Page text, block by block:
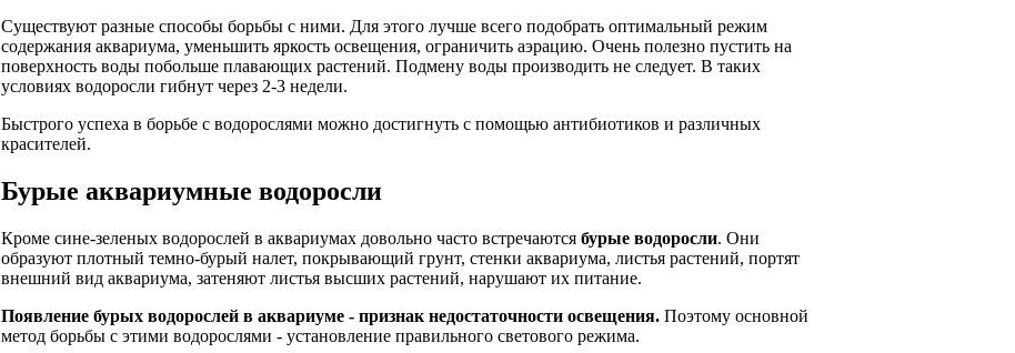
Существуют разные способы борьбы с ними. Для этого лучше всего подобрать оптимальный режим
содержания аквариума, уменьшить яркость освещения, ограничить аэрацию. Очень полезно пустить на
поверхность воды побольше плавающих растений. Подмену воды производить не следует. В таких
условиях водоросли гибнут через 2-3 недели.
Быстрого успеха в борьбе с водорослями можно достигнуть с помощью антибиотиков и различных
красителей.
Бурые аквариумные водоросли
Кроме сине-зеленых водорослей в аквариумах довольно часто встречаются бурые водоросли. Они
образуют плотный темно-бурый налет, покрывающий грунт, стенки аквариума, листья растений, портят
внешний вид аквариума, затеняют листья высших растений, нарушают их питание.
Появление бурых водорослей в аквариуме - признак недостаточности освещения. Поэтому основной
метод борьбы с этими водорослями - установление правильного светового режима.